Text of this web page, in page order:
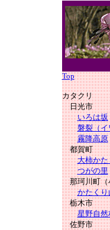
Top
カタクリ
日光市
いろは坂
磐裂（イ
霧降高原
都賀町
大柿かた
つがの里
那珂川町（
かたくり
栃木市
星野自然
佐野市